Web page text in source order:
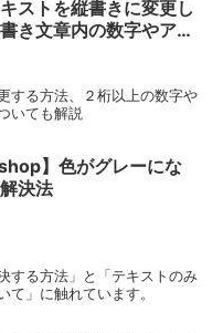
ストを縦書きに変更し
き文章内の数字やアル
する方法、２桁以上の数字や
いても解説
】色がグレーにな
決法
する方法」と「テキストのみ
」に触れています。